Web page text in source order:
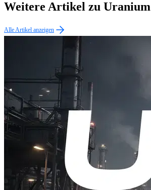
Weitere Artikel zu
Alle Artikel anzeigen